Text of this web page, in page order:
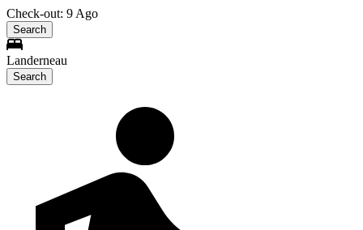
Check-out: 9 Ago
Search
Landerneau
Search